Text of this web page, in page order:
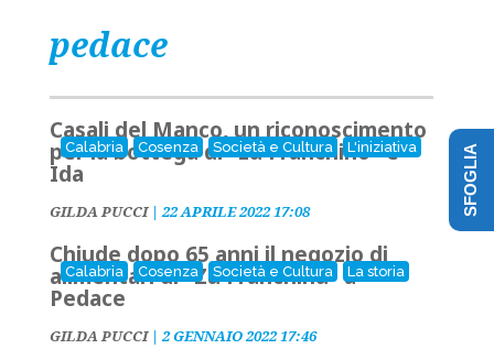
pedace
Calabria Cosenza Società e Cultura L'iniziativa
Casali del Manco, un riconoscimento
per la bottega di "zu Franchino" e
Ida
GILDA PUCCI| 22 APRILE 2022 17:08
Calabria Cosenza Società e Cultura La storia
Chiude dopo 65 anni il negozio di
alimentari di "Zu Franchinu" a
Pedace
GILDA PUCCI| 2 GENNAIO 2022 17:46
SFOGLIA